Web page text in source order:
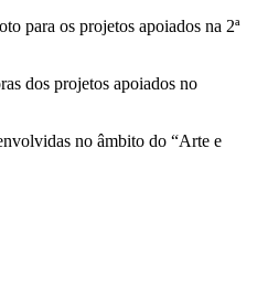
para os projetos apoiados na 2ª
dos projetos apoiados no
no âmbito do “Arte e